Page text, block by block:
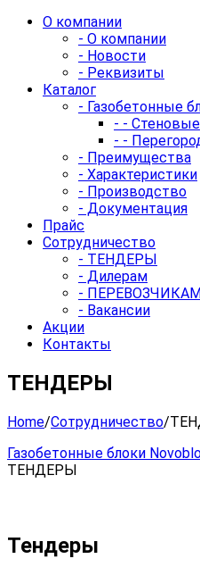
О компании
- О компании
- Новости
- Реквизиты
Каталог
- Газобетонные
- - Стеновые
- -
- Преимущества
- Характеристики
- Производство
- Документация
Прайс
Сотрудничество
- ТЕНДЕРЫ
- Дилерам
-
- Вакансии
Акции
Контакты
ТЕНДЕРЫ
Home/Сотрудничество/
Газобетонные блоки
ТЕНДЕРЫ
Тендеры